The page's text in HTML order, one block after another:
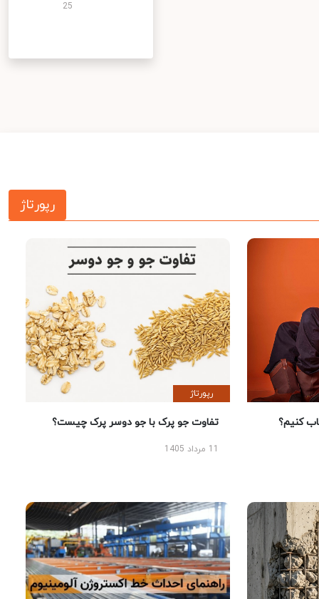
25
رپورتاژ
کنیم؟
رپورتاژ
تفاوت جو پرک با جو دوسر پرک چیست؟